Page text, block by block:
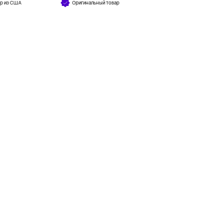
из США Оригинальный товар